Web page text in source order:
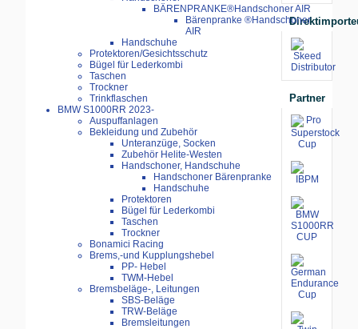
BÄRENPRANKE®Handschoner AIR
Bärenpranke ®Handschoner
AIR
Handschuhe
Protektoren/Gesichtsschutz
Bügel für Lederkombi
Taschen
Trockner
Trinkflaschen
BMW S1000RR 2023-
Auspuffanlagen
Bekleidung und Zubehör
Unteranzüge, Socken
Zubehör Helite-Westen
Handschoner, Handschuhe
Handschoner Bärenpranke
Handschuhe
Protektoren
Bügel für Lederkombi
Taschen
Trockner
Bonamici Racing
Brems,-und Kupplungshebel
PP- Hebel
TWM-Hebel
Bremsbeläge-, Leitungen
SBS-Beläge
TRW-Beläge
Bremsleitungen
Partner